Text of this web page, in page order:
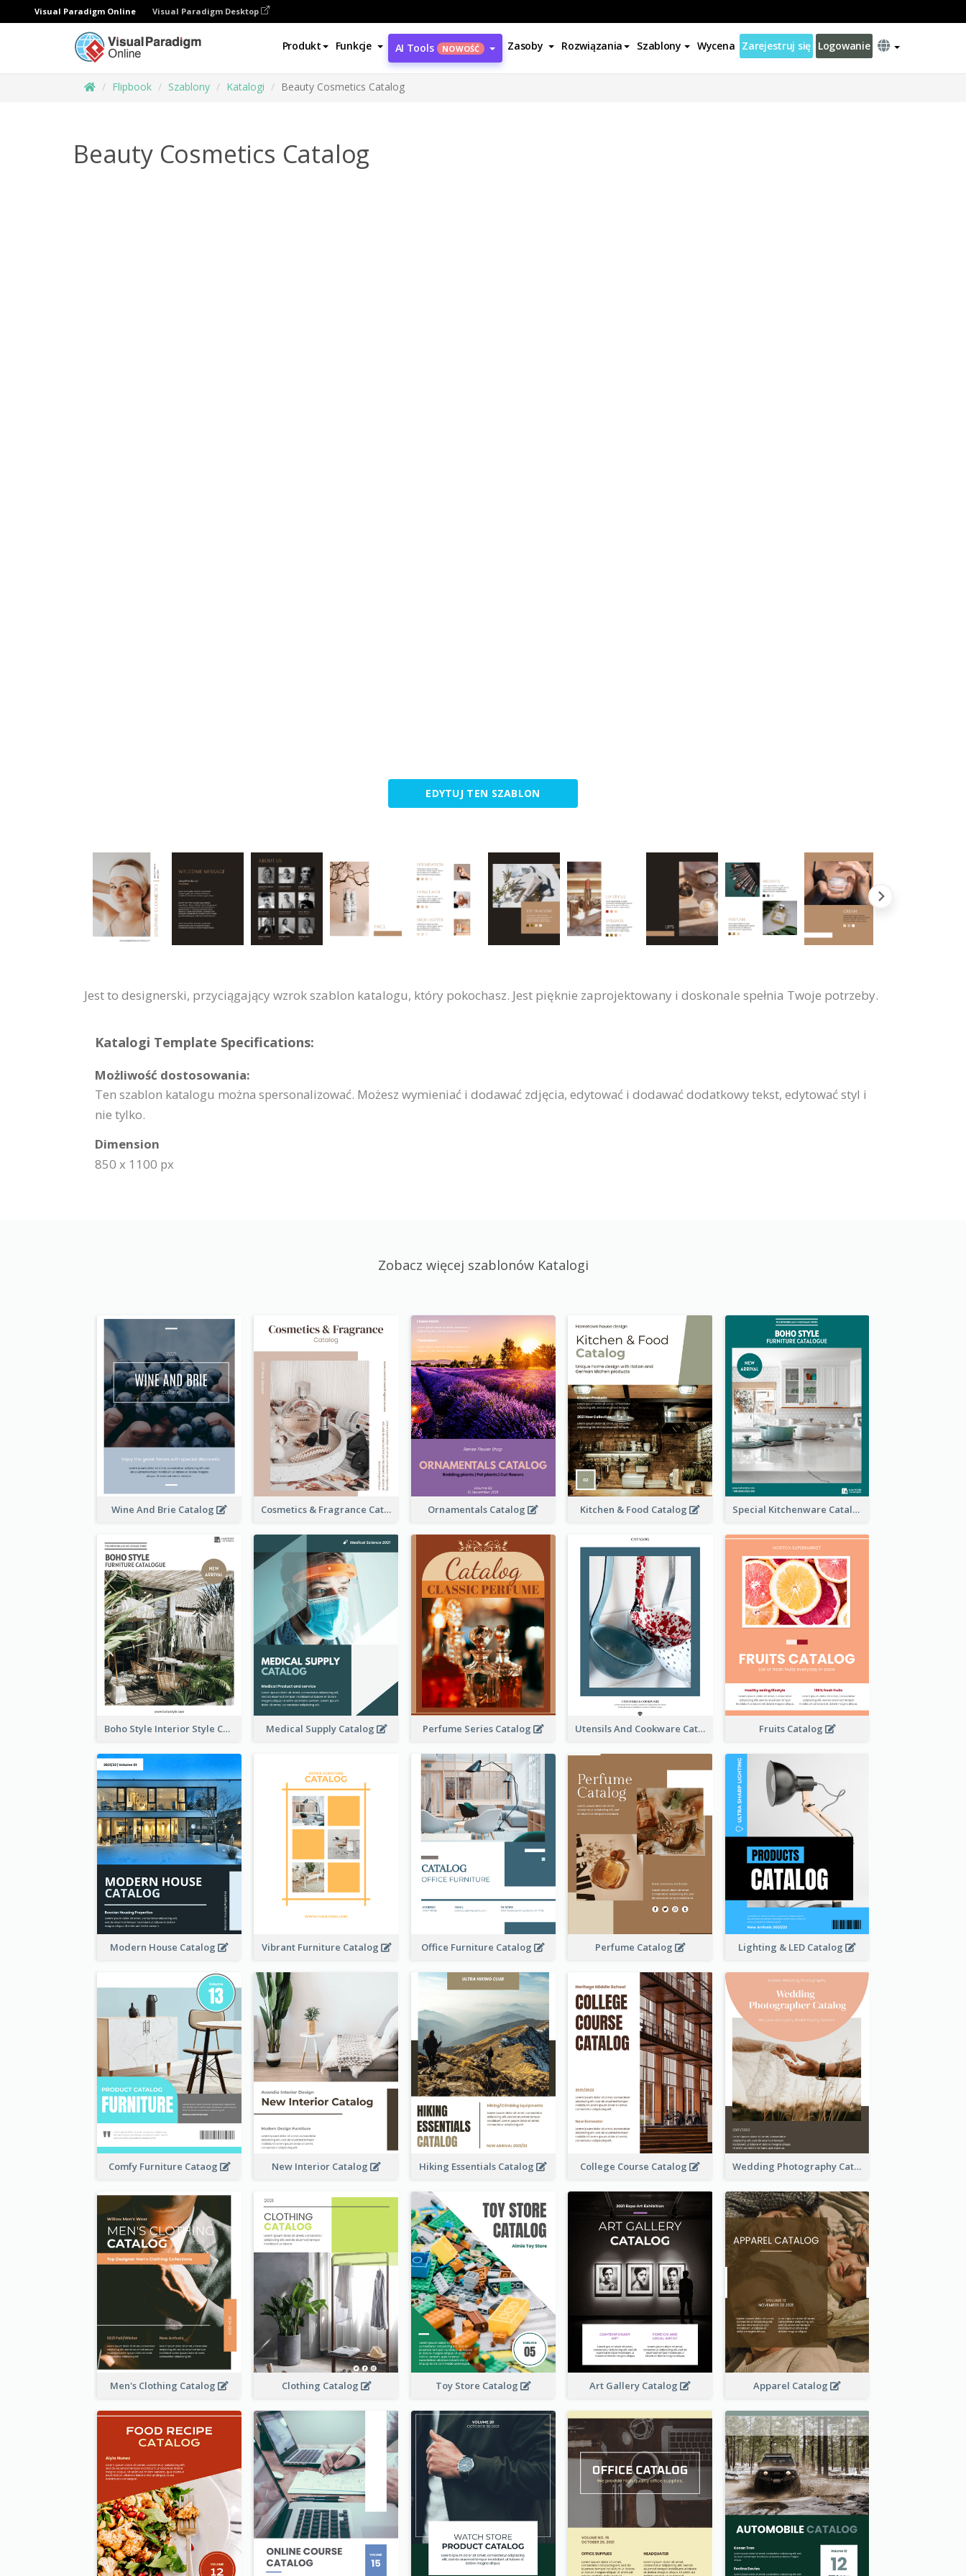
Visual Paradigm Online Visual Paradigm Desktop
Produkt Funkcje AI Tools NOWOŚĆ Zasoby Rozwiązania Szablony Wycena Zarejestruj się Logowanie
Flipbook Szablony Katalogi Beauty Cosmetics Catalog
Beauty Cosmetics Catalog
EDYTUJ TEN SZABLON
Jest to designerski, przyciągający wzrok szablon katalogu, który pokochasz. Jest pięknie zaprojektowany i doskonale spełnia Twoje potrzeby.
Katalogi Template Specifications:
Możliwość dostosowania:
Ten szablon katalogu można spersonalizować. Możesz wymieniać i dodawać zdjęcia, edytować i dodawać dodatkowy tekst, edytować styl i
nie tylko.
Dimension
850 x 1100 px
Zobacz więcej szablonów Katalogi
Wine And Brie Catalog Cosmetics & Fragrance Catalog Ornamentals Catalog Kitchen & Food Catalog Special Kitchenware Catalog
Boho Style Interior Style Catalog Medical Supply Catalog Perfume Series Catalog Utensils And Cookware Catalog Fruits Catalog
Modern House Catalog Vibrant Furniture Catalog Office Furniture Catalog Perfume Catalog Lighting & LED Catalog
Comfy Furniture Cataog New Interior Catalog Hiking Essentials Catalog College Course Catalog Wedding Photography Catalog
Men's Clothing Catalog Clothing Catalog Toy Store Catalog Art Gallery Catalog Apparel Catalog